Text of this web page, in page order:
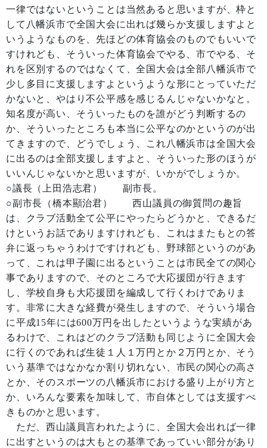
一律ではないということは当然あると思いますが、枠と
して八幡浜市で全国大会に出れば幾らか支援しますよと
いうようなものを、先ほどの体育協会のものでもいいで
すけれども、そういった体育協会でやる、市でやる、そ
れを区別するのではなくて、全国大会は全部八幡浜市で
少し多目に支援しますよというような形にとっていただ
かないと、やはり不公平感を感じるんじゃないかなと。
知名度が高い、そういったものを誰がどう判断するの
か、そういったところも本当に公平なのかというのが出
てきますので、どうでしょう、これ八幡浜市は全国大会
に出るのは全部支援しますよと、そういった形のほうが
いいんじゃないかと思いますが、いかがでしょうか。
○議長（上田浩志君） 副市長。
○副市長（橋本顯治君） 西山議員の御質問の趣旨
は、クラブ活動全て公平にやったらどうかと、できるだ
けというお話でありますけれども、これはまたもとの答
弁に返っちゃうわけですけれども、野球部というのがあ
って、これは甲子園に出るということは市民全ての関心
事でありますので、そのところで大応援団が行きます
し、学校自身も大応援団を編成して行くわけでありま
す。非常に大きな経費が発生しますので、そういう場合
に平成15年には600万円を出したというような実績があ
るわけで、これはどのクラブ活動も同じように全国大会
に行くのであれば生徒１人１万円とか２万円とか、そう
いう基準ではなかなか割り切れない、市民の関心の高さ
とか、そのスポーツの八幡浜市における盛り上がり方と
か、いろんな要素を加味して、市自体としては支援すべ
きものかと思います。
ただ、西山議員言われたように、全国大会出れば一律
に出すというのは大もとの基準であっていい部分があり